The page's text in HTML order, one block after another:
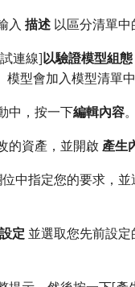
入​ 描述 以區分清單中
連線]​以驗證模型組
模型會加入模型清單中
中，按一下​編輯內容。
的資產，並開啟​ 產生
中指定您的要求，並
定 並選取您先前設定